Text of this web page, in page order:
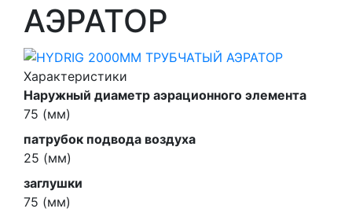
АЭРАТОР
Характеристики
Наружный диаметр аэрационного элемента
75 (мм)
патрубок подвода воздуха
25 (мм)
заглушки
75 (мм)